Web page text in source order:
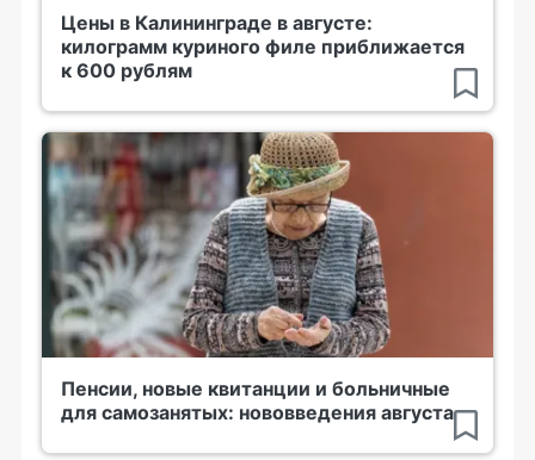
Цены в Калининграде в августе:
килограмм куриного филе приближается
к 600 рублям
Пенсии, новые квитанции и больничные
для самозанятых: нововведения августа